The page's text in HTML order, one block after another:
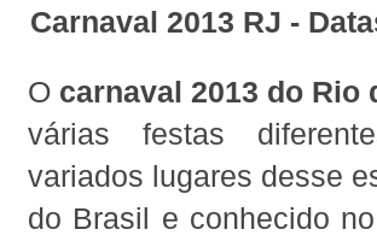
Carnaval 2013 RJ -
O carnaval 2013 do Rio
várias festas
variados lugares desse
do Brasil e conhecido